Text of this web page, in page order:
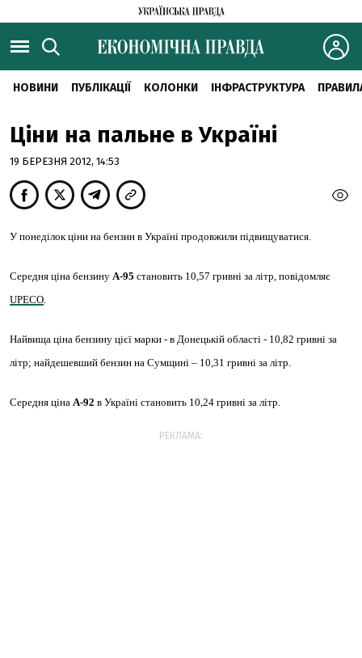
НОВИНИ ПУБЛІКАЦІЇ КОЛОНКИ ІНФРАСТРУКТУРА
Ціни на пальне в Україні
19 БЕРЕЗНЯ 2012, 14:53
У понеділок ціни на бензин в Україні продовжили підвищуватися.
Середня ціна бензину А-95 становить 10,57 гривні за літр, повідомляє
UPECO.
Найвища ціна бензину цієї марки - в Донецькій області - 10,82 гривні за
літр; найдешевший бензин на Сумщині – 10,31 гривні за літр.
Середня ціна А-92 в Україні становить 10,24 гривні за літр.
РЕКЛАМА: